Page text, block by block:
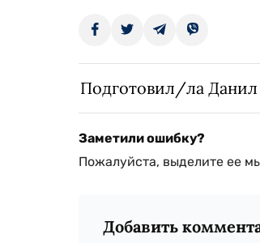
Подготовил/ла Данил
Заметили ошибку?
Пожалуйста, выделите ее
Добавить